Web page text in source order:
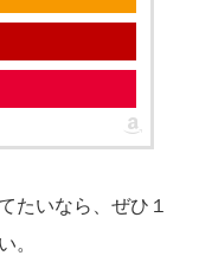
たいなら、ぜひ１
。